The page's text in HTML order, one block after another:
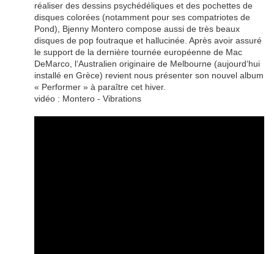
réaliser des dessins psychédéliques et des pochettes de
disques colorées (notamment pour ses compatriotes de
Pond), Bjenny Montero compose aussi de très beaux
disques de pop foutraque et hallucinée. Après avoir assuré
le support de la dernière tournée européenne de Mac
DeMarco, l‘Australien originaire de Melbourne (aujourd‘hui
installé en Grèce) revient nous présenter son nouvel album
« Performer » à paraître cet hiver.
vidéo : Montero - Vibrations